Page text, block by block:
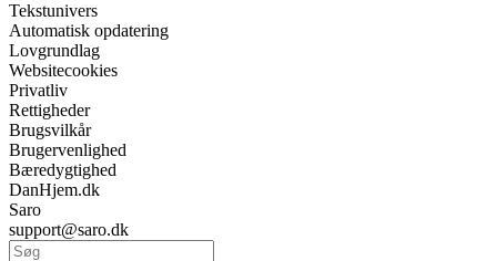
Tekstunivers
Automatisk opdatering
Lovgrundlag
Websitecookies
Privatliv
Rettigheder
Brugsvilkår
Brugervenlighed
Bæredygtighed
DanHjem.dk
Saro
support@saro.dk